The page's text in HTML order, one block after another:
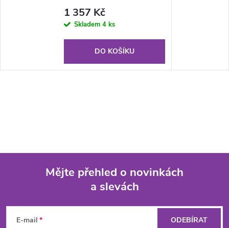
1 357 Kč
Skladem 4 ks
DO KOŠÍKU
Mějte přehled o novinkách
a slevách
E-mail ODEBÍRAT